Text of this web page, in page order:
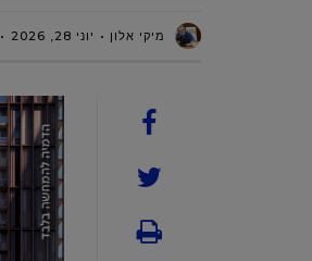
מיקי אלון יוני 28, 2026